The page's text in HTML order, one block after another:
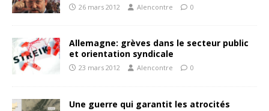
26 mars 2012 Alencontre 0
Allemagne: grèves dans le secteur public
et orientation syndicale
23 mars 2012 Alencontre 0
Une guerre qui garantit les atrocités